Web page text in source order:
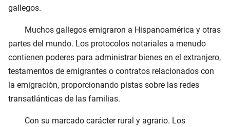
gallegos.
Muchos gallegos emigraron a Hispanoamérica y otras
partes del mundo. Los protocolos notariales a menudo
contienen poderes para administrar bienes en el extranjero,
testamentos de emigrantes o contratos relacionados con
la emigración, proporcionando pistas sobre las redes
transatlánticas de las familias.
Con su marcado carácter rural y agrario. Los